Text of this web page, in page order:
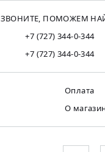
ЗВОНИТЕ, ПОМОЖЕМ
+7 (727) 344-0-344
+7 (727) 344-0-344
Оплата
О